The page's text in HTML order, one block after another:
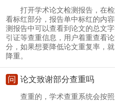
打开学术论文检测报告，在
看标红部分，报告单中标红的内
测报告中可以查看到论文的总文
引证等查重信息，用户着重查看
分，如果想要降低论文重复率，
降重。
问 论文致谢部分查重吗
查重的，学术查重系统会按